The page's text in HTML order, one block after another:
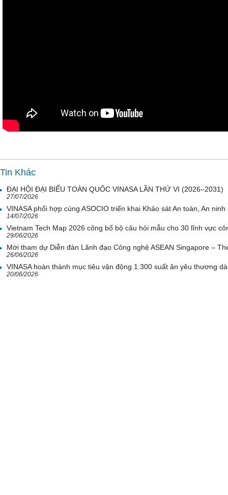
Tin Khác
ĐẠI HỘI ĐẠI BIỂU TOÀN QUỐC VINASA LẦN THỨ VI (2026–2031)
27/07/2026
VINASA phối hợp cùng ASOCIO triển khai Khảo sát An toàn, An
14/07/2026
Vietnam Tech Map 2026 công bố bộ câu hỏi mẫu cho 30 lĩnh vực
29/06/2026
Mời tham dự Diễn đàn Lãnh đạo Công nghệ ASEAN Singapore –
26/06/2026
VINASA hoàn thành mục tiêu vận động 1.300 suất ăn yêu thương
20/06/2026